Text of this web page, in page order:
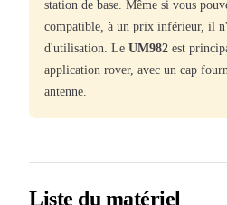
station de base. Même si vous
compatible, à un prix inférieur, il
d'utilisation. Le UM982 est
application rover, avec un cap
antenne.
Liste du matériel